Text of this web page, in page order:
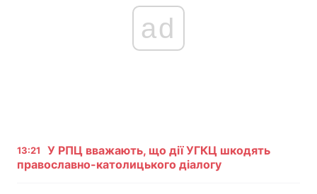
ad
13:21
У РПЦ вважають, що дії УГКЦ шкодять
православно-католицького діалогу